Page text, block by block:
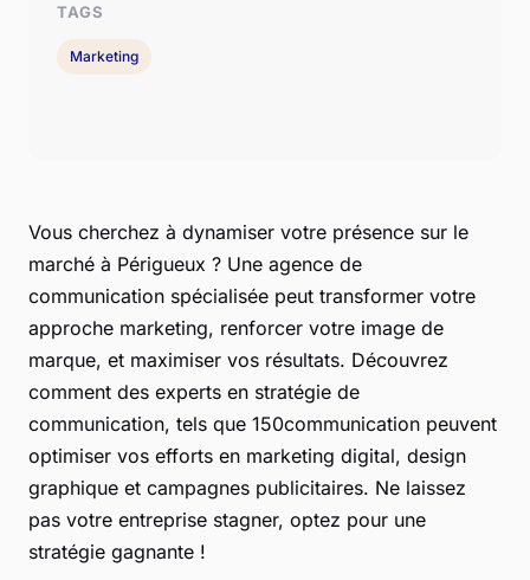
Vous cherchez à dynamiser votre présence sur le
marché à Périgueux ? Une agence de
communication spécialisée peut transformer votre
approche marketing, renforcer votre image de
marque, et maximiser vos résultats. Découvrez
comment des experts en stratégie de
communication, tels que 150communication peuvent
optimiser vos efforts en marketing digital, design
graphique et campagnes publicitaires. Ne laissez
pas votre entreprise stagner, optez pour une
stratégie gagnante !
TAGS
Marketing